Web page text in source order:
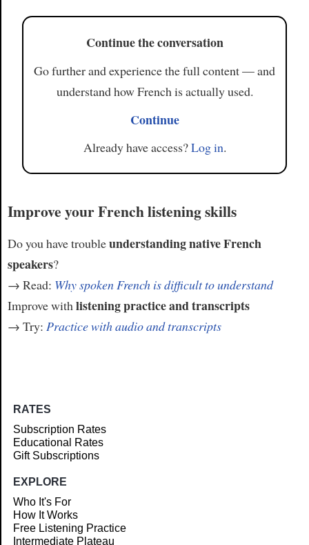
Continue the conversation
Go further and experience the full content — and
understand how French is actually used.
Continue
Already have access?Log in.
Improve your French listening skills
Do you have troubleunderstanding native French
speakers?
→ Read: Why spoken French is difficult to understand
Improve with listening practice and transcripts
→ Try: Practice with audio and transcripts
RATES
Subscription Rates
Educational Rates
Gift Subscriptions
EXPLORE
Who It's For
How It Works
Free Listening Practice
Intermediate Plateau